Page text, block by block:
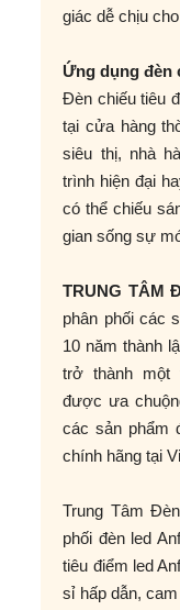
giác dễ chịu
Ứng dụng đèn
Đèn chiếu tiêu
tại cửa hàng
siêu thị, nhà
trình hiện đại
có thể chiếu
gian sống sự
TRUNG TÂM
phân phối các
10 năm thành
trở thành một
được ưa
các sản phẩm
chính hãng tại
Trung Tâm
phối đèn led
tiêu điểm led
sỉ hấp dẫn,